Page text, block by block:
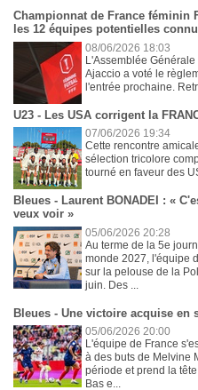
Championnat de France féminin
les 12 équipes potentielles
08/06/2026 18:03
L'Assemblée
Ajaccio a voté le
l'entrée prochaine.
U23 - Les USA corrigent la
07/06/2026 19:34
Cette rencontre
sélection tricolore
tourné en faveur des
Bleues - Laurent BONADEI : «
veux voir »
05/06/2026 20:28
Au terme de la 5e
monde 2027, l'équipe
sur la pelouse de la
juin. Des ...
Bleues - Une victoire acquise en
05/06/2026 20:00
L'équipe de France
à des buts de Melvine
période et prend la
Bas e...